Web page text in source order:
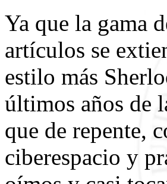
Ya que la gama
artículos se
estilo más
últimos años de
que de repente,
ciberespacio y